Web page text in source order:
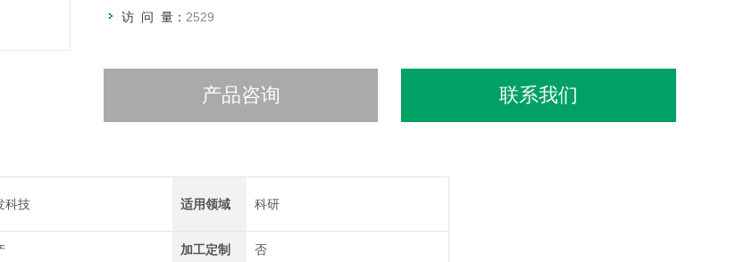
访 问 量： 2529
产品咨询 联系我们
科技 适用领域 科研
加工定制 否